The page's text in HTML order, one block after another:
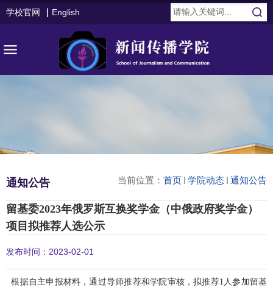
学校官网 English
当前位置： 首页 学院动态 通知公告
通知公告
留基委2023年俄罗斯互换奖学金（中俄政府奖学金）
项目拟推荐人选公示
发布时间：2023-02-01
根据自主申报材料，通过导师推荐和学院审核，拟推荐1 人参加留基